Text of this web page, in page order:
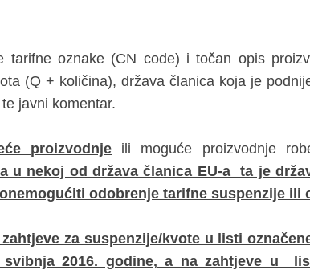
tarifne oznake (CN code) i točan opis
(Q + količina), država članica koja je
javni komentar.
proizvodnje ili moguće proizvodnje
u nekoj od država članica EU-a ta je
odobrenje tarifne suspenzije ili
zahtjeve za suspenzije/kvote u listi
2016. godine, a na zahtjeve u